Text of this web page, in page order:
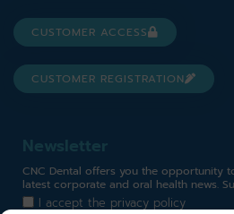
CUSTOMER ACCESS
CUSTOMER REGISTRATION
Newsletter
CNC Dental offers you the opportunity
latest corporate and oral health news.
I accept the privacy policy